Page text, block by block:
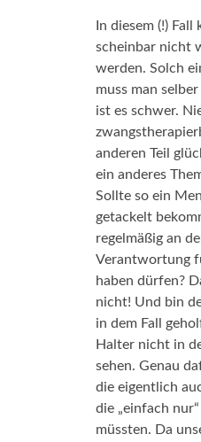
In diesem (!) Fall
scheinbar nicht
werden. Solch
muss man
ist es schwer.
anderen Teil
ein anderes
Sollte so ein
getackelt
regelmäßig an
Verantwortung
haben dürfen?
nicht! Und bin
in dem Fall
Halter nicht in
sehen. Genau
die eigentlich
die „einfach
müssten. Da